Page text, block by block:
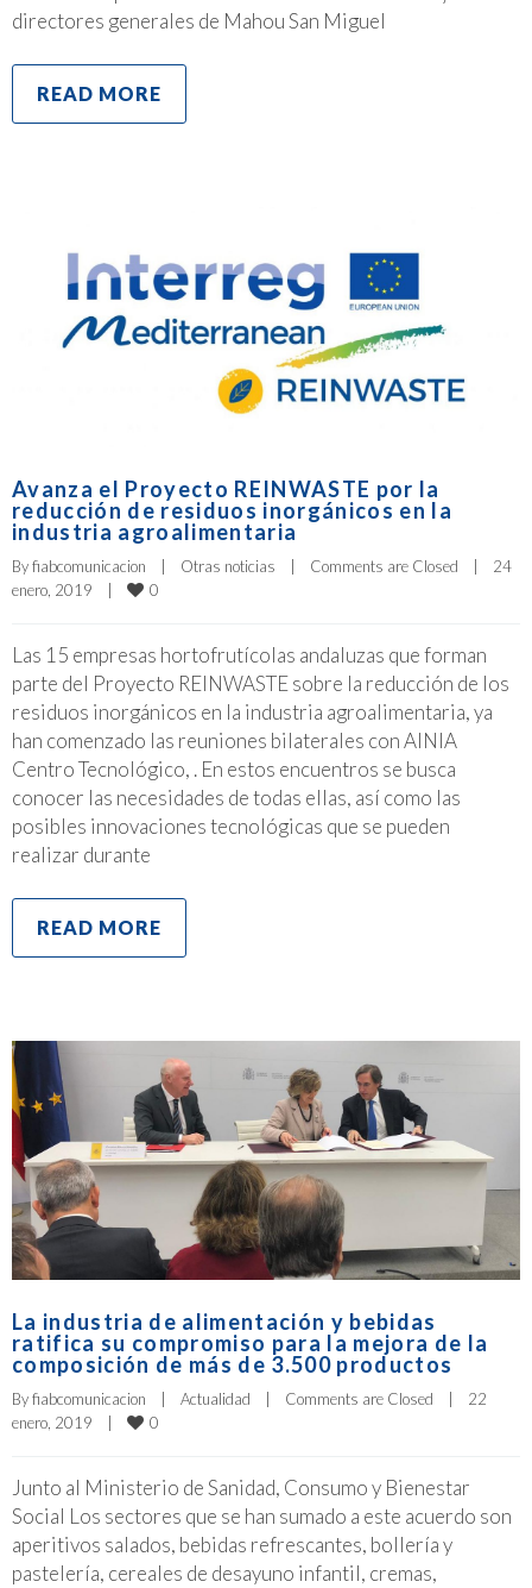
directores generales de Mahou San Miguel
READ MORE
Avanza el Proyecto REINWASTE por la
reducción de residuos inorgánicos en la
industria agroalimentaria
By fiabcomunicacion Otras noticias Comments are Closed
24
enero, 2019
0
Las 15 empresas hortofrutícolas andaluzas que forman
parte del Proyecto REINWASTE sobre la reducción de los
residuos inorgánicos en la industria agroalimentaria, ya
han comenzado las reuniones bilaterales con AINIA
Centro Tecnológico, . En estos encuentros se busca
conocer las necesidades de todas ellas, así como las
posibles innovaciones tecnológicas que se pueden
realizar durante
READ MORE
La industria de alimentación y bebidas
ratifica su compromiso para la mejora de la
composición de más de 3.500 productos
By fiabcomunicacion Actualidad Comments are Closed
22
enero, 2019
0
Junto al Ministerio de Sanidad, Consumo y Bienestar
Social Los sectores que se han sumado a este acuerdo son
aperitivos salados, bebidas refrescantes, bollería y
pastelería, cereales de desayuno infantil, cremas,